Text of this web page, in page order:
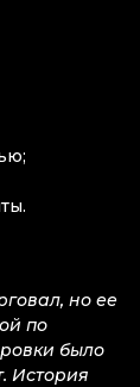
но ее
по
было
История